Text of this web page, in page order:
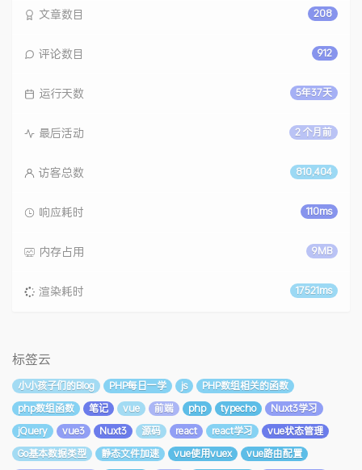
208
文章数目
912
评论数目
5年37天
运行天数
2 个月前
最后活动
810,404
访客总数
110ms
响应耗时
9MB
内存占用
17521ms
渲染耗时
标签云
小小孩子们的Blog PHP每日一学 js
PHP数组相关的函数
php数组函数
笔记 vue 前端 php typecho
Nuxt3学习
jQuery
vue3 Nuxt3 源码 react react学习
vue状态管理
Go基本数据类型
静态文件加速 vue使用vuex
vue路由配置